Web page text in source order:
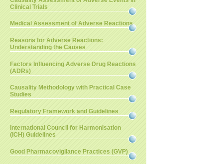
Clinical Trials
Medical Assessment of Adverse Reactions
Reasons for Adverse Reactions:
Understanding the Causes
Factors Influencing Adverse Drug Reactions
(ADRs)
Causality Methodology with Practical Case
Studies
Regulatory Framework and Guidelines
International Council for Harmonisation
(ICH) Guidelines
Good Pharmacovigilance Practices (GVP)